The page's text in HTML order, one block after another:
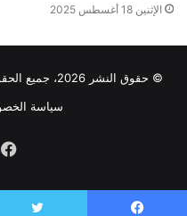
الإثنين 18 أغسطس 2025
© حقوق النشر 2026، جميع الحقوق محفوظة |
سياسة